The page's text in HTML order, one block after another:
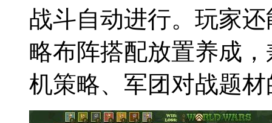
战斗自动进行。玩家
略布阵搭配放置养成
机策略、军团对战题材